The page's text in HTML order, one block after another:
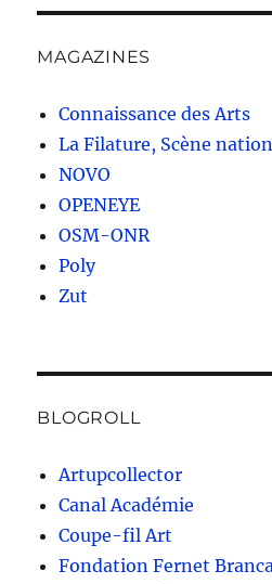
MAGAZINES
Connaissance des Arts
La Filature, Scène
NOVO
OPENEYE
OSM-ONR
Poly
Zut
BLOGROLL
Artupcollector
Canal Académie
Coupe-fil Art
Fondation Fernet